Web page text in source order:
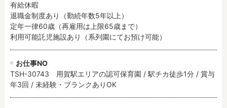
有給休暇
退職金制度あり（勤続年数5年以上）
定年一律60歳（再雇用は上限65歳まで）
利用可能託児施設あり（系列園にてお預け可能）
お仕事NO
TSH-30743 用賀駅エリアの認可保育園 / 駅チカ徒歩1分 / 賞与
年3回 / 未経験・ブランクありOK